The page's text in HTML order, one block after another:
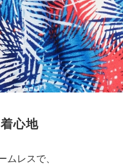
心地
ムレスで、